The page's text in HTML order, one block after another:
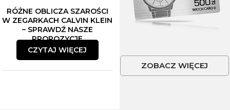
RÓŻNE OBLICZA SZAROŚCI
W ZEGARKACH CALVIN KLEIN
– SPRAWDŹ NASZE
PROPOZYCJE
CZYTAJ WIĘCEJ
ZOBACZ WIĘCEJ